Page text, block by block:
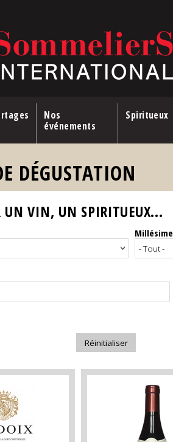
Nos
événements
Spiritueux
DÉGUSTATION
UN VIN, UN SPIRITUEUX...
Millésime